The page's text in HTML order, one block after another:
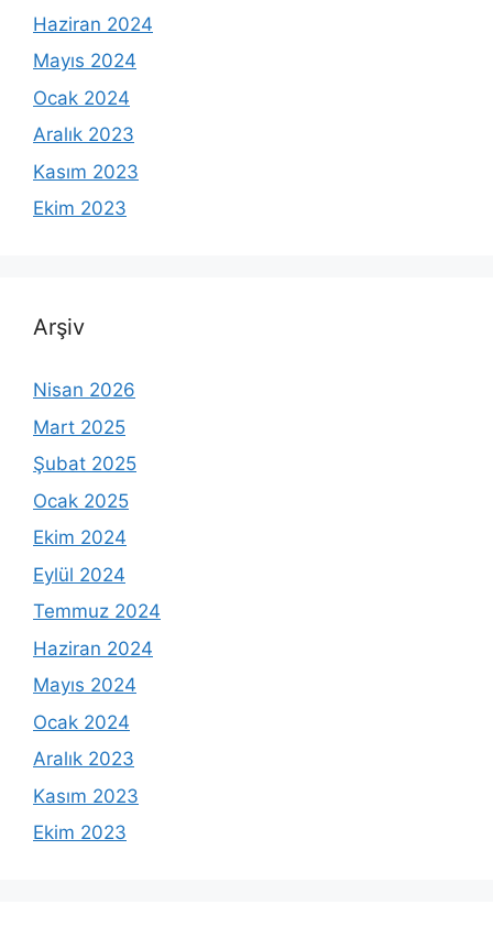
Haziran 2024
Mayıs 2024
Ocak 2024
Aralık 2023
Kasım 2023
Ekim 2023
Arşiv
Nisan 2026
Mart 2025
Şubat 2025
Ocak 2025
Ekim 2024
Eylül 2024
Temmuz 2024
Haziran 2024
Mayıs 2024
Ocak 2024
Aralık 2023
Kasım 2023
Ekim 2023